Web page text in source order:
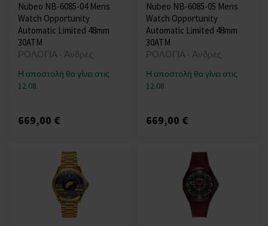
Nubeo NB-6085-04 Mens
Watch Opportunity
Automatic Limited 48mm
30ATM
ΡΟΛΟΓΙΑ - Άνδρες
Η αποστολή θα γίνει στις
12.08.
669,00 €
Nubeo NB-6085-05 Mens
Watch Opportunity
Automatic Limited 48mm
30ATM
ΡΟΛΟΓΙΑ - Άνδρες
Η αποστολή θα γίνει στις
12.08.
669,00 €